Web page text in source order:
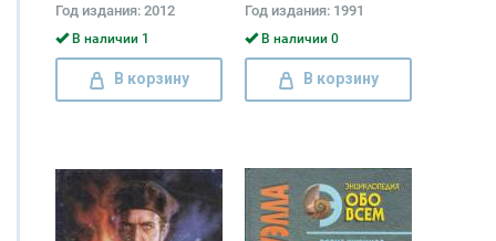
Перепелицын
Год издания: 2012
В наличии 1
В корзину
Год издания: 1991
В наличии 0
В корзину